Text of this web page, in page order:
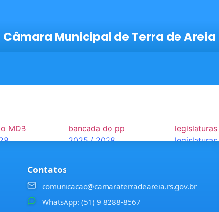
Câmara Municipal de Terra de Areia
MDB
bancada do pp
2025 / 2028
legislaturas
legislaturas
Contatos
comunicacao@camaraterradeareia.rs.gov.br
WhatsApp: (51) 9 8288-8567